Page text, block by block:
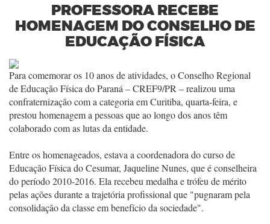
PROFESSORA RECEBE
HOMENAGEM DO CONSELHO DE
EDUCAÇÃO FÍSICA
Para comemorar os 10 anos de atividades, o Conselho Regional
de Educação Física do Paraná – CREF9/PR – realizou uma
confraternização com a categoria em Curitiba, quarta-feira, e
prestou homenagem a pessoas que ao longo dos anos têm
colaborado com as lutas da entidade.
Entre os homenageados, estava a coordenadora do curso de
Educação Física do Cesumar, Jaqueline Nunes, que é conselheira
do período 2010-2016. Ela recebeu medalha e trófeu de mérito
pelas ações durante a trajetória profissional que "pugnaram pela
consolidação da classe em benefício da sociedade".